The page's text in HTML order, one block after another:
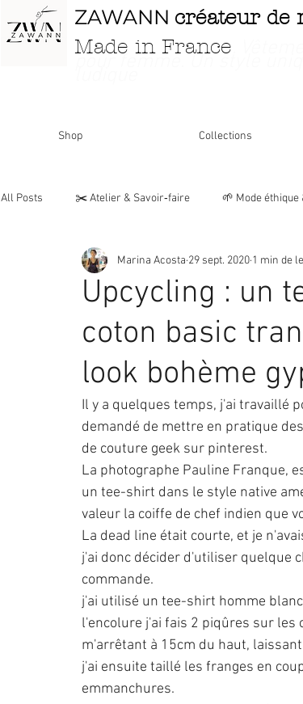
ZAWANN créateur de
Made in France
Shop Collections
All Posts ✂️ Atelier & Savoir‑faire 🌱 Mode éthique
Personnalisations & Modèles uniques 🌸 Histoires
Upcycling : un
coton basic
look bohème
Marina Acosta 29 sept. 2020 1 min de
Il y a quelques temps, j'ai travaillé
demandé de mettre en pratique
de couture geek sur pinterest.
La photographe Pauline Franque,
un tee-shirt dans le style native
valeur la coiffe de chef indien que
La dead line était courte, et je
j'ai donc décider d'utiliser quelque
commande.
j'ai utilisé un tee-shirt homme
l'encolure j'ai fais 2 piqûres sur les
m'arrêtant à 15cm du haut,
j'ai ensuite taillé les franges en
emmanchures.